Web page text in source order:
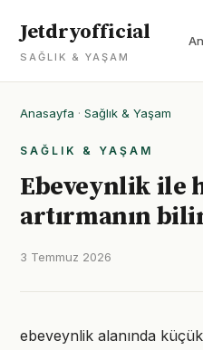
Jetdryofficial
SAĞLIK & YAŞAM
Anasayfa · Sağlık & Yaşam
SAĞLIK & YAŞAM
Ebeveynlik ile
artırmanın
3 Temmuz 2026
ebeveynlik alanında